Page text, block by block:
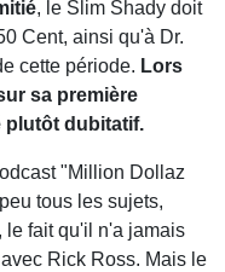
, le Slim Shady doit
Cent, ainsi qu'à Dr.
cette période. Lors
sa première
plutôt dubitatif.
"Million Dollaz
tous les sujets,
le fait qu'il n'a jamais
Rick Ross. Mais le